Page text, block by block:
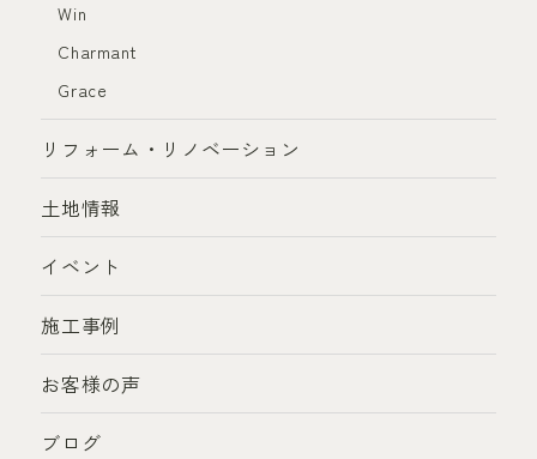
Win
Charmant
Grace
リフォーム・リノベーション
土地情報
イベント
施工事例
お客様の声
ブログ